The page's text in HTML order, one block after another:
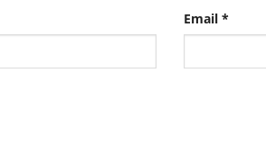
Email *